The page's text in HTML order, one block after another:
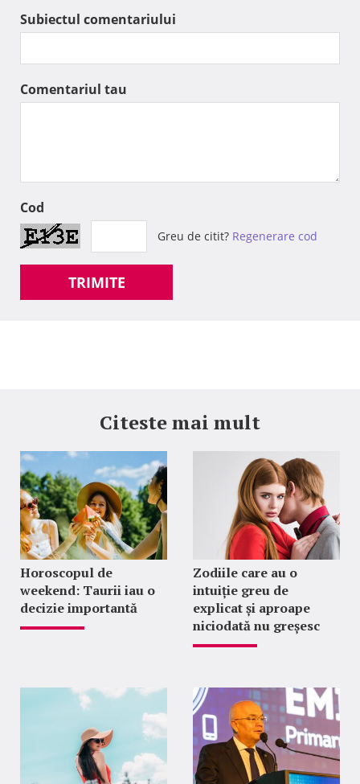
Subiectul comentariului
Comentariul tau
Cod
Greu de citit? Regenerare cod
TRIMITE
Citeste mai mult
Horoscopul de
weekend: Taurii iau o
decizie importantă
Zodiile care au o
intuiție greu de
explicat și aproape
niciodată nu greșesc